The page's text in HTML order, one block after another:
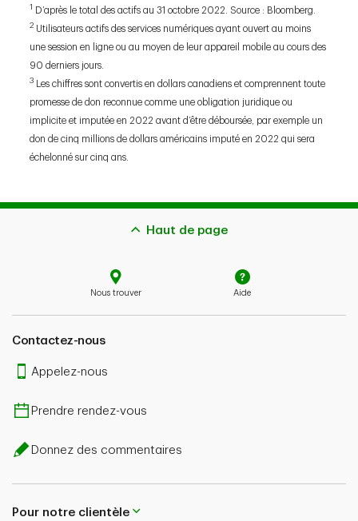
1 D’après le total des actifs au 31 octobre 2022. Source : Bloomberg.
2 Utilisateurs actifs des services numériques ayant ouvert au moins
une session en ligne ou au moyen de leur appareil mobile au cours des
90 derniers jours.
3 Les chiffres sont convertis en dollars canadiens et comprennent toute
promesse de don reconnue comme une obligation juridique ou
implicite et imputée en 2022 avant d’être déboursée, par exemple un
don de cinq millions de dollars américains imputé en 2022 qui sera
échelonné sur cinq ans.
Haut de page
Nous trouver Aide
Contactez-nous
Appelez-nous
Prendre rendez-vous
Donnez des commentaires
Pour notre clientèle